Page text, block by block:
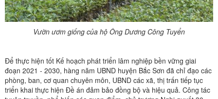
Vườn ươm giống của hộ Ông Dương Công Tuyển
Để thực hiện tốt Kế hoạch phát triển lâm nghiệp bền vững giai
đoạn 2021 - 2030, hàng năm UBND huyện Bắc Sơn đã chỉ đạo các
phòng, ban, cơ quan chuyên môn, UBND các xã, thị trấn tiếp tục
triển khai thực hiện Đề án đảm bảo đồng bộ và hiệu quả. Công tác